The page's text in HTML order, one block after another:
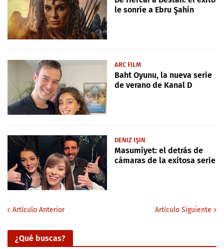
le sonríe a Ebru Şahin
ARC FILM
Baht Oyunu, la nueva serie
de verano de Kanal D
DENIZ IŞIN
Masumiyet: el detrás de
cámaras de la exitosa serie
Artículo Anterior Artículo Siguiente
¿Qué buscas?